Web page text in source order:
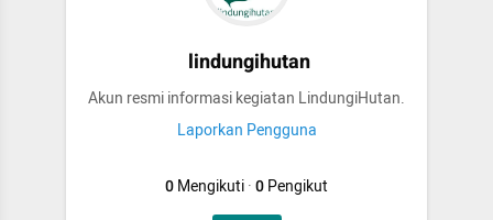
lindungihutan
Akun resmi informasi kegiatan LindungiHutan.
Laporkan Pengguna
0Mengikuti·0Pengikut